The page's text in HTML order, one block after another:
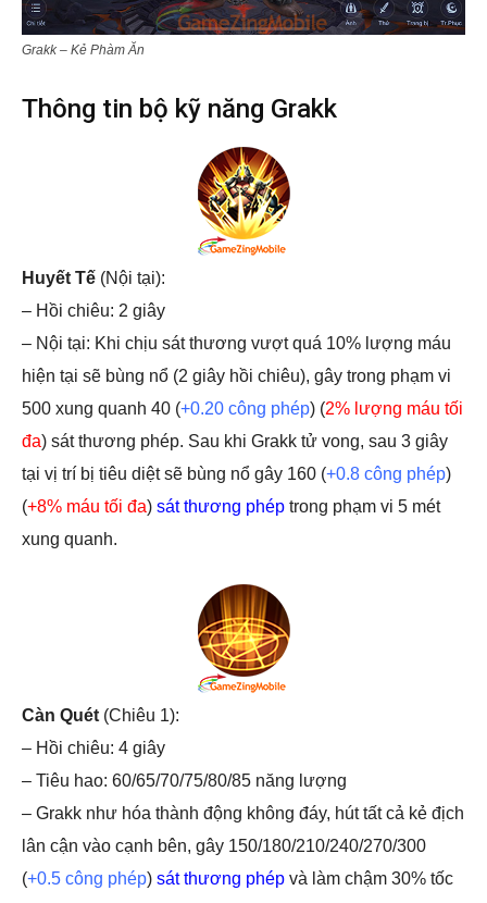
Grakk – Kẻ Phàm Ăn
Thông tin bộ kỹ năng Grakk
Huyết Tế (Nội tại):
– Hồi chiêu: 2 giây
– Nội tại: Khi chịu sát thương vượt quá 10% lượng máu
hiện tại sẽ bùng nổ (2 giây hồi chiêu), gây trong phạm vi
500 xung quanh 40 (+0.20 công phép) (2% lượng máu tối
đa) sát thương phép. Sau khi Grakk tử vong, sau 3 giây
tại vị trí bị tiêu diệt sẽ bùng nổ gây 160 (+0.8 công phép)
(+8% máu tối đa) sát thương phép trong phạm vi 5 mét
xung quanh.
Càn Quét (Chiêu 1):
– Hồi chiêu: 4 giây
– Tiêu hao: 60/65/70/75/80/85 năng lượng
– Grakk như hóa thành động không đáy, hút tất cả kẻ địch
lân cận vào cạnh bên, gây 150/180/210/240/270/300
(+0.5 công phép) sát thương phép và làm chậm 30% tốc